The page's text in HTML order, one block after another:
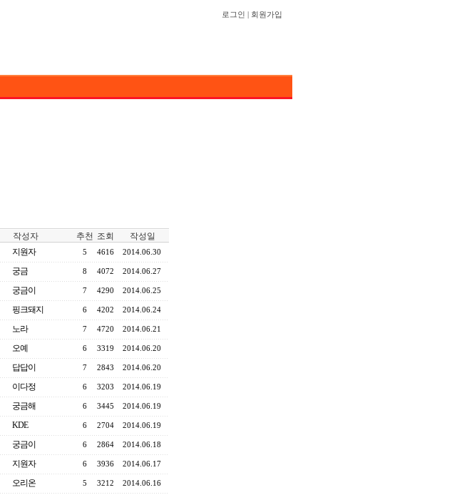
로그인 회원가입
작성자 추천 조회 작성일
지원자 5 4616 2014.06.30
궁금 8 4072 2014.06.27
궁금이 7 4290 2014.06.25
핑크돼지 6 4202 2014.06.24
노라 7 4720 2014.06.21
오예 6 3319 2014.06.20
답답이 7 2843 2014.06.20
이다정 6 3203 2014.06.19
궁금해 6 3445 2014.06.19
KDE 6 2704 2014.06.19
궁금이 6 2864 2014.06.18
지원자 6 3936 2014.06.17
오리온 5 3212 2014.06.16